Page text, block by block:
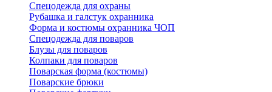
Спецодежда для охраны
Рубашка и галстук охранника
Форма и костюмы охранника ЧОП
Спецодежда для поваров
Блузы для поваров
Колпаки для поваров
Поварская форма (костюмы)
Поварские брюки